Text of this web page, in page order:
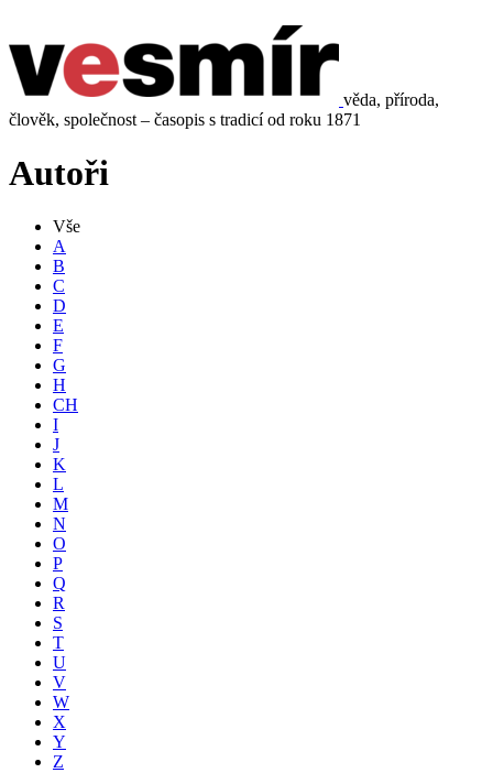
věda, příroda,
člověk, společnost – časopis s tradicí od roku 1871
Autoři
Vše
A
B
C
D
E
F
G
H
CH
I
J
K
L
M
N
O
P
Q
R
S
T
U
V
W
X
Y
Z